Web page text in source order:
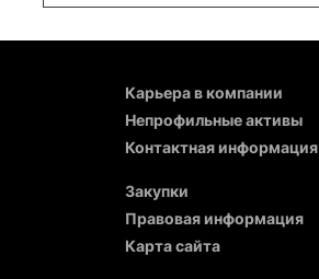
Карьера в компании
Непрофильные активы
Контактная информация
Закупки
Правовая информация
Карта сайта